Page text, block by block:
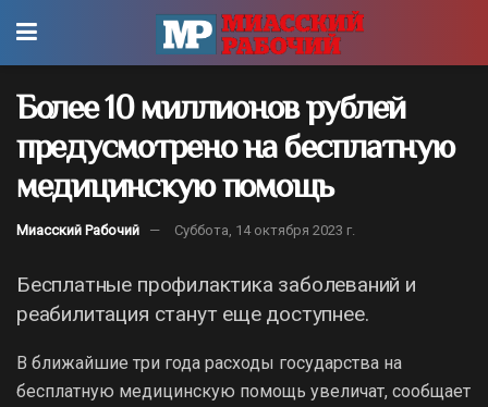
Более 10 миллионов рублей
предусмотрено на бесплатную
медицинскую помощь
Миасский Рабочий Суббота, 14 октября 2023 г.
Бесплатные профилактика заболеваний и
реабилитация станут еще доступнее.
В ближайшие три года расходы государства на
бесплатную медицинскую помощь увеличат, сообщает